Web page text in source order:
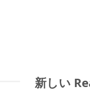
新しい